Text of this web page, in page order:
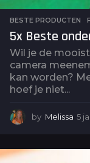
BESTE PRODUCTEN ,
5x Beste
Wil je de
camera
kan worden?
hoef je niet...
by Melissa 5